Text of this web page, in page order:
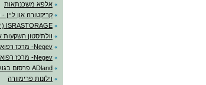
» אלפא משכנתאות
» קריקטורה און
» ISRASTORAGE (ישראסטורג׳) - שירותי אחסנה
» וולת'סטון השקעות
» Negev- מרכז רפואה משלימה וטיפול בכאב
» Negev- מרכז רפואה משלימה וטיפול בכאב
» ADland פרסום בגוגל
» וילונות פרימוורה